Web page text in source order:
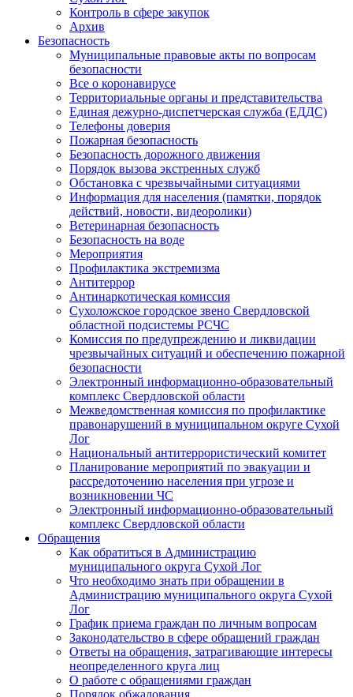
Контроль в сфере закупок
Архив
Безопасность
Муниципальные правовые акты по вопросам
безопасности
Все о коронавирусе
Территориальные органы и представительства
Единая дежурно-диспетчерская служба (ЕДДС)
Телефоны доверия
Пожарная безопасность
Безопасность дорожного движения
Порядок вызова экстренных служб
Обстановка с чрезвычайными ситуациями
Информация для населения (памятки, порядок
действий, новости, видеоролики)
Ветеринарная безопасность
Безопасность на воде
Мероприятия
Профилактика экстремизма
Антитеррор
Антинаркотическая комиссия
Сухоложское городское звено Свердловской
областной подсистемы РСЧС
Комиссия по предупреждению и ликвидации
чрезвычайных ситуаций и обеспечению пожарной
безопасности
Электронный информационно-образовательный
комплекс Cвердловской области
Межведомственная комиссия по профилактике
правонарушений в муниципальном округе Сухой
Лог
Национальный антитеррористический комитет
Планирование мероприятий по эвакуации и
рассредоточению населения при угрозе и
возникновении ЧС
Электронный информационно-образовательный
комплекс Свердловской области
Обращения
Как обратиться в Администрацию
муниципального округа Сухой Лог
Что необходимо знать при обращении в
Администрацию муниципального округа Сухой
Лог
График приема граждан по личным вопросам
Законодательство в сфере обращений граждан
Ответы на обращения, затрагивающие интересы
неопределенного круга лиц
О работе с обращениями граждан
Порядок обжалования